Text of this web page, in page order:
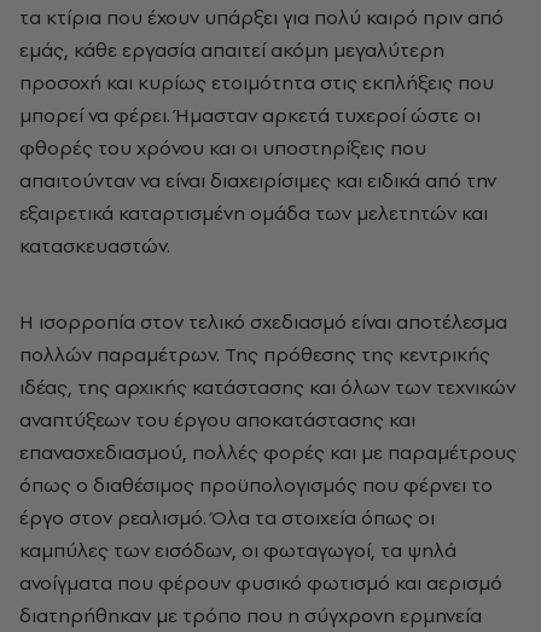
τα κτίρια που έχουν υπάρξει για πολύ καιρό πριν από
εμάς, κάθε εργασία απαιτεί ακόμη μεγαλύτερη
προσοχή και κυρίως ετοιμότητα στις εκπλήξεις που
μπορεί να φέρει. Ήμασταν αρκετά τυχεροί ώστε οι
φθορές του χρόνου και οι υποστηρίξεις που
απαιτούνταν να είναι διαχειρίσιμες και ειδικά από την
εξαιρετικά καταρτισμένη ομάδα των μελετητών και
κατασκευαστών.
Η ισορροπία στον τελικό σχεδιασμό είναι αποτέλεσμα
πολλών παραμέτρων. Της πρόθεσης της κεντρικής
ιδέας, της αρχικής κατάστασης και όλων των τεχνικών
αναπτύξεων του έργου αποκατάστασης και
επανασχεδιασμού, πολλές φορές και με παραμέτρους
όπως ο διαθέσιμος προϋπολογισμός που φέρνει το
έργο στον ρεαλισμό. Όλα τα στοιχεία όπως οι
καμπύλες των εισόδων, οι φωταγωγοί, τα ψηλά
ανοίγματα που φέρουν φυσικό φωτισμό και αερισμό
διατηρήθηκαν με τρόπο που η σύγχρονη ερμηνεία